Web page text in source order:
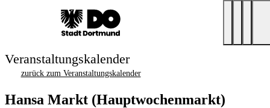
Veranstaltungskalender
zurück zum Veranstaltungskalender
Hansa Markt (Hauptwochenmarkt)